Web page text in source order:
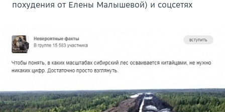
похудения от Елены Малышевой) и соцсетях